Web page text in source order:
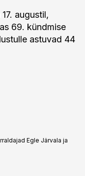
augustil,
69. kündmise
astuvad 44
Egle Järvala ja